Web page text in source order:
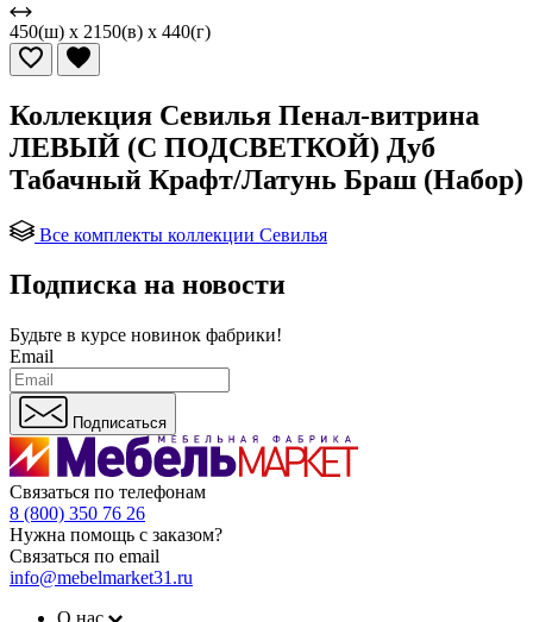
450(ш) x 2150(в) x 440(г)
Коллекция Севилья Пенал-витрина
ЛЕВЫЙ (С ПОДСВЕТКОЙ) Дуб
Табачный Крафт/Латунь Браш (Набор)
Все комплекты коллекции Севилья
Подписка на новости
Будьте в курсе новинок фабрики!
Email
Подписаться
Связаться по телефонам
8 (800) 350 76 26
Нужна помощь с заказом?
Связаться по email
info@mebelmarket31.ru